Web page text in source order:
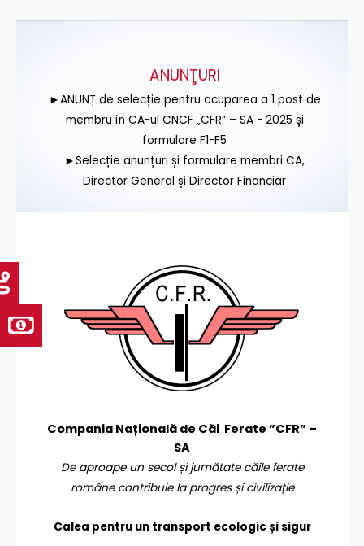
ANUNŢURI
►ANUNȚ de selecție pentru ocuparea a 1 post de
membru în CA-ul CNCF „CFR” – SA - 2025 și
formulare F1-F5
►Selecție anunțuri și formulare membri CA,
Director General și Director Financiar
Compania Națională de Căi Ferate ”CFR” –
SA
De aproape un secol și jumătate căile ferate
române contribuie la progres și civilizație
Calea pentru un transport ecologic și sigur